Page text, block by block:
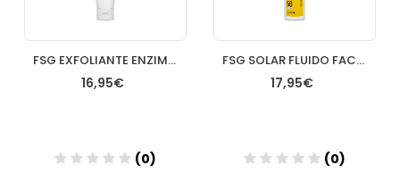
FSG EXFOLIANTE ENZIMATICO FACIAL 75ML
16,95€
(0)
FSG SOLAR FLUIDO FACIAL SPF 50+ 50ML OIL FREE COLOR DORE
17,95€
(0)